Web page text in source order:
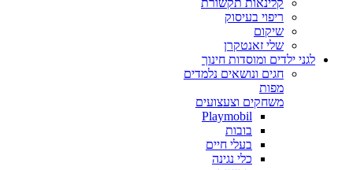
קלינאות תקשורת
ריפוי בעיסוק
שיקום
שלי זאנטקרן
לגני ילדים ומוסדות חינוך
חגים ונושאים נלמדים
מפות
משחקים וצעצועים
Playmobil
בובות
בעלי חיים
כלי נגינה